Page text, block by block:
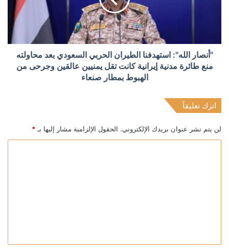
"أنصار الله": استهدفنا الطيران الحربي السعودي بعد محاولته
منع طائرة مدنية إيرانية كانت تقل يمنيين عالقين وجرحى من
الهبوط بمطار صنعاء
اترك تعليقاً
لن يتم نشر عنوان بريدك الإلكتروني. الحقول الإلزامية مشار إليها بـ *